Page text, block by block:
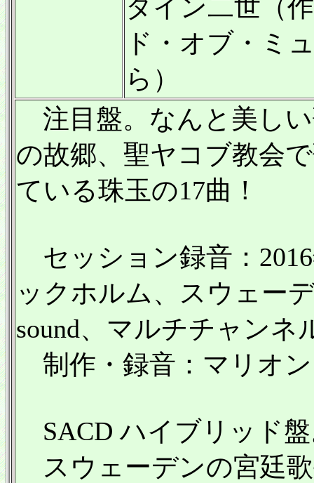
タイン二世（
ド・オブ・ミ
ら）
注目盤。なんと美し
の故郷、聖ヤコブ教会
ている珠玉の17曲！
セッション録音：
ックホルム、スウェー
sound、マルチチャンネ
制作・録音：マリオ
SACD ハイブリッド
スウェーデンの宮廷